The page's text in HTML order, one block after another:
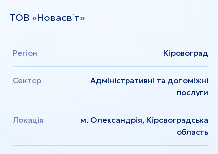
ТОВ «Новасвіт»
Регіон Кіровоград
Сектор
Адміністративні та допоміжні
послуги
Локація
м. Олександрія, Кіровоградська
область